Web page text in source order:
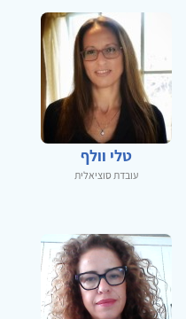
טלי וולף
עובדת סוציאלית